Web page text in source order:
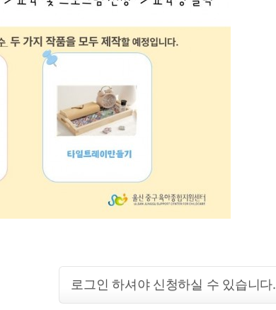
로그인 하셔야 신청하실 수 있습니다.